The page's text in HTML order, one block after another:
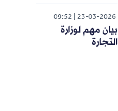
23-03-2026
09:52
بيان مهم لوزارة
التجارة